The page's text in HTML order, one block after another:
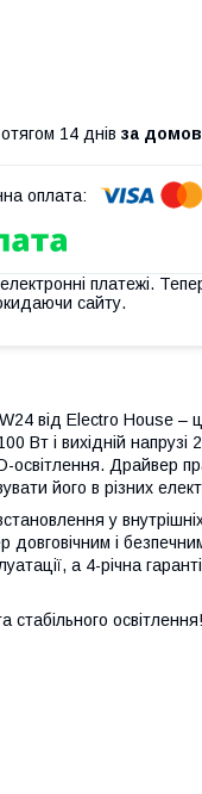
14 днів за
платежі.
сайту.
від Electro House –
Вт і вихідній
освітлення. Драйвер
його в різних
у
і
а 4-річна
стабільного освітлення!